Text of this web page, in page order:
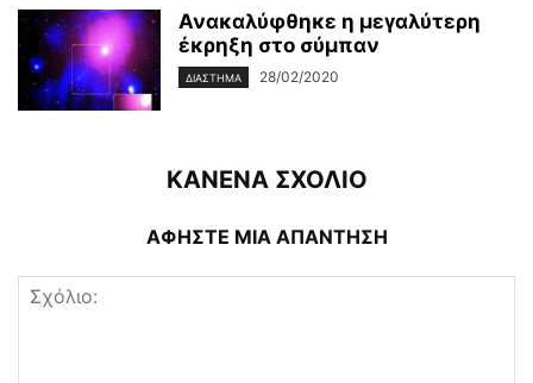
Ανακαλύφθηκε η μεγαλύτερη
έκρηξη στο σύμπαν
ΔΙΆΣΤΗΜΑ 28/02/2020
ΚΑΝΕΝΑ ΣΧΟΛΙΟ
ΑΦΗΣΤΕ ΜΙΑ ΑΠΑΝΤΗΣΗ